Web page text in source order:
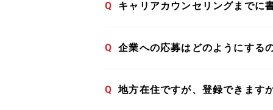
Q キャリアカウンセリングまでに
Q 企業への応募はどのようにする
Q 地方在住ですが、登録できます